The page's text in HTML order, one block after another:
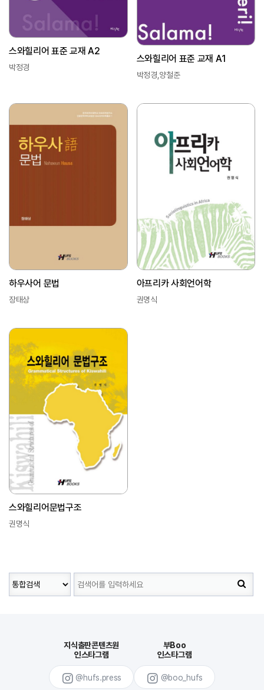
스와힐리어 표준 교재 A2
박정경
스와힐리어 표준 교재 A1
박정경,양철준
하우사어 문법
장태상
아프리카 사회언어학
권명식
스와힐리어문법구조
권명식
지식출판콘텐츠원
인스타그램
@hufs.press
부Boo
인스타그램
@boo_hufs